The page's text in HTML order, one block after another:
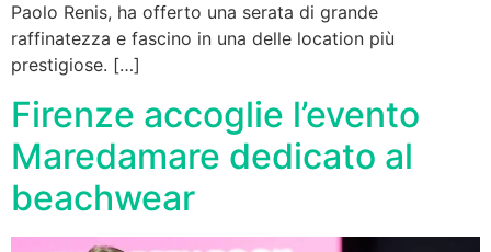
Paolo Renis, ha offerto una serata di grande
raffinatezza e fascino in una delle location più
prestigiose. […]
Firenze accoglie l’evento
Maredamare dedicato al
beachwear